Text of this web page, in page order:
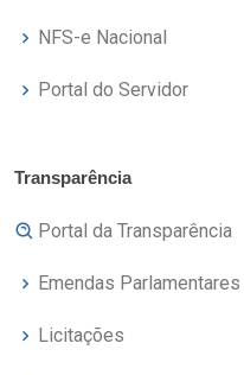
NFS-e Nacional
Portal do Servidor
Transparência
Portal da Transparência
Emendas Parlamentares
Licitações